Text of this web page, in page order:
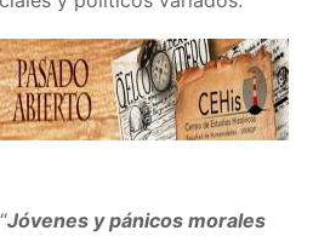
Jóvenes y pánicos morales